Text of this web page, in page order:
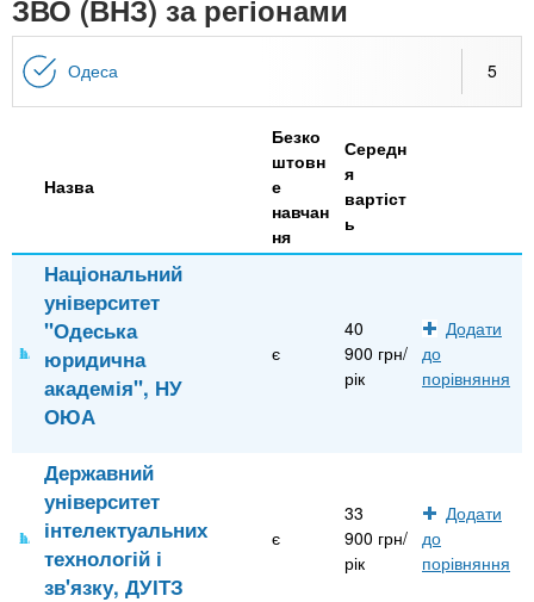
n
t
s
i
n
o
и
а
д
За кордоном
ЗВО (ВНЗ) за регіонами
Одеса 5
Назва
Безко
штовн
е
навчан
ня
Середн
я
вартіст
ь
Національний
університет
"Одеська
юридична
академія", НУ
ОЮА
є
40
900 грн/
рік
Додати
до
порівняння
Державний
університет
інтелектуальних
технологій і
зв'язку, ДУІТЗ
є
33
900 грн/
рік
Додати
до
порівняння